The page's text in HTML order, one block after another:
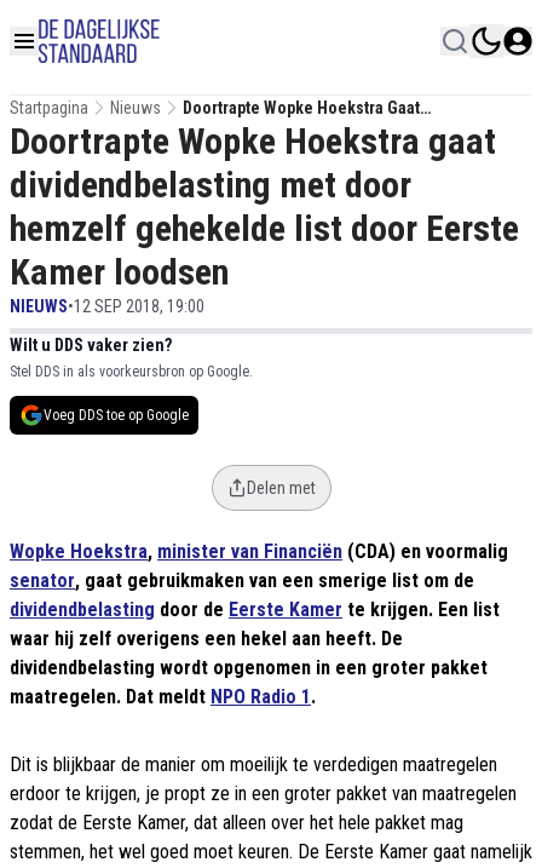
Startpagina Nieuws
Doortrapte Wopke Hoekstra Gaat
Dividendbelasting Met Door Hemzelf
Gehekelde List Door Eerste Kamer Loodsen
Doortrapte Wopke Hoekstra gaat
dividendbelasting met door
hemzelf gehekelde list door Eerste
Kamer loodsen
NIEUWS•12 SEP 2018, 19:00
Wilt u DDS vaker zien?
Stel DDS in als voorkeursbron op Google.
Voeg DDS toe op Google
Delen met
Wopke Hoekstra, minister van Financiën (CDA) en voormalig
senator, gaat gebruikmaken van een smerige list om de
dividendbelasting door de Eerste Kamer te krijgen. Een list
waar hij zelf overigens een hekel aan heeft. De
dividendbelasting wordt opgenomen in een groter pakket
maatregelen. Dat meldt NPO Radio 1 .
Dit is blijkbaar de manier om moeilijk te verdedigen maatregelen
erdoor te krijgen, je propt ze in een groter pakket van maatregelen
zodat de Eerste Kamer, dat alleen over het hele pakket mag
stemmen, het wel goed moet keuren. De Eerste Kamer gaat namelijk